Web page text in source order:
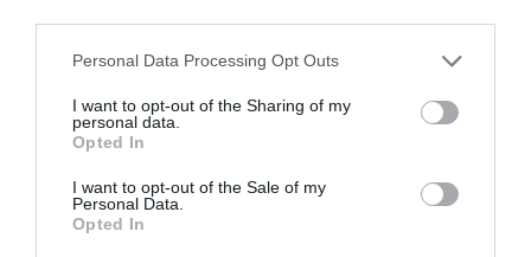
Please note that this website/app uses one or more Google
not limited to your visit or usage behaviour. You may click to
grant or deny consent to Google and its third-party tags to
use your data for below specified purposes in below Google
consent section.
Personal Data Processing Opt Outs
I want to opt-out of the Sharing of my
personal data.
Opted In
I want to opt-out of the Sale of my
Personal Data.
Opted In